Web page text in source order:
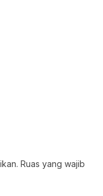
Ruas yang wajib